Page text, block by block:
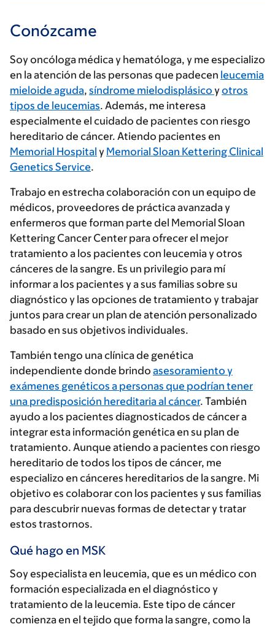
Conózcame
Soy oncóloga médica y hematóloga, y me especializo
en la atención de las personas que padecen leucemia
mieloide aguda, síndrome mielodisplásico yotros
tipos de leucemias. Además, me interesa
especialmente el cuidado de pacientes con riesgo
hereditario de cáncer. Atiendo pacientes en
Memorial Hospital y Memorial Sloan Kettering Clinical
Genetics Service.
Trabajo en estrecha colaboración con un equipo de
médicos, proveedores de práctica avanzada y
enfermeros que forman parte del Memorial Sloan
Kettering Cancer Center para ofrecer el mejor
tratamiento a los pacientes con leucemia y otros
cánceres de la sangre. Es un privilegio para mí
informar a los pacientes y a sus familias sobre su
diagnóstico y las opciones de tratamiento y trabajar
juntos para crear un plan de atención personalizado
basado en sus objetivos individuales.
También tengo una clínica de genética
independiente donde brindo asesoramiento y
exámenes genéticos a personas que podrían tener
una predisposición hereditaria al cáncer. También
ayudo a los pacientes diagnosticados de cáncer a
integrar esta información genética en su plan de
tratamiento. Aunque atiendo a pacientes con riesgo
hereditario de todos los tipos de cáncer, me
especializo en cánceres hereditarios de la sangre. Mi
objetivo es colaborar con los pacientes y sus familias
para descubrir nuevas formas de detectar y tratar
estos trastornos.
Qué hago en MSK
Soy especialista en leucemia, que es un médico con
formación especializada en el diagnóstico y
tratamiento de la leucemia. Este tipo de cáncer
comienza en el tejido que forma la sangre, como la